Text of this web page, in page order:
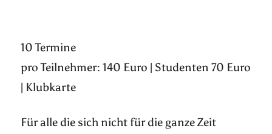
10 Termine
pro Teilnehmer: 140 Euro | Studenten 70 Euro
| Klubkarte
Für alle die sich nicht für die ganze Zeit